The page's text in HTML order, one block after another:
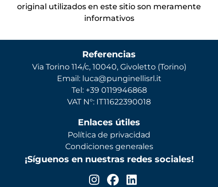
original utilizados en este sitio son meramente
informativos
Referencias
Via Torino 114/c, 10040, Givoletto (Torino)
Email: luca@punginellisrl.it
Tel: +39 0119946868
VAT N°: IT11622390018
Enlaces útiles
Política de privacidad
Condiciones generales
¡Síguenos en nuestras redes sociales!